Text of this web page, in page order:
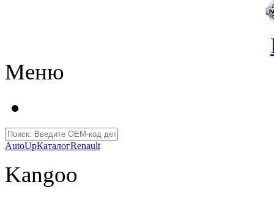
Меню
AutoUpКаталогRenault
Kangoo